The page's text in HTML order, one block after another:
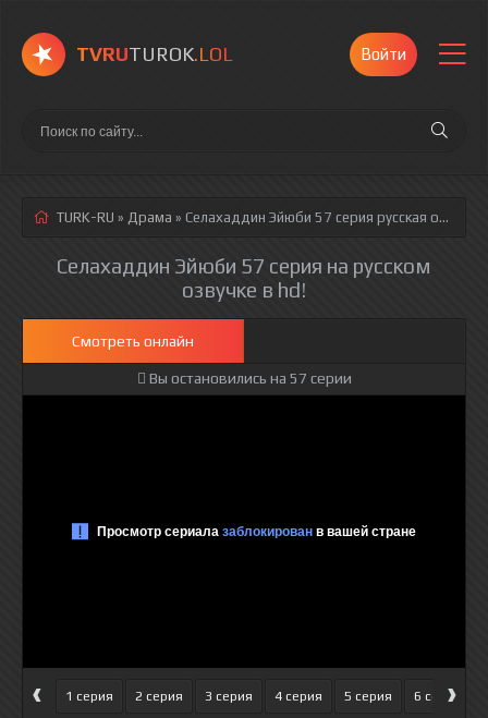
TVRUTUROK.LOL Войти
TURK-RU » Драма » Селахаддин Эйюби 57 серия русская озвучка полностью смотреть онлайн!
Селахаддин Эйюби 57 серия на русском
озвучке в hd!
Смотреть онлайн
Вы остановились на 57 серии
‹ 1 серия 2 серия 3 серия 4 серия 5 серия 6 серия
›